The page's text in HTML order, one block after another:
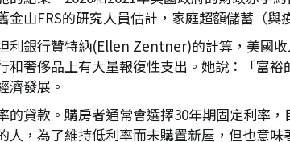
金山FRS的研究人員估計，家庭超額儲蓄（與
利銀行贊特納(Ellen Zentner)的計算，美國
和奢侈品上有大量報復性支出。她說：「富
濟發展。
的貸款。購房者通常會選擇30年期固定利率
人，為了維持低利率而未購置新屋，但也意味